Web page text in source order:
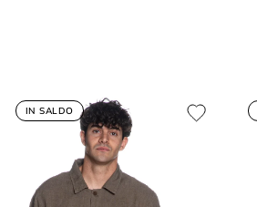
IN SALDO